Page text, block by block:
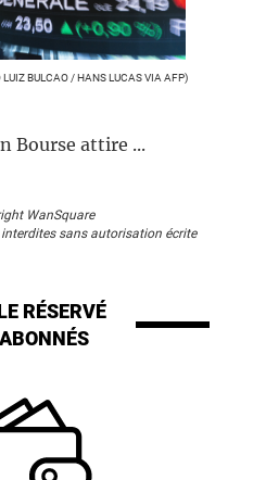
LUIZ BULCAO / HANS LUCAS VIA AFP)
Bourse attire ...
WanSquare
sans autorisation écrite
RÉSERVÉ